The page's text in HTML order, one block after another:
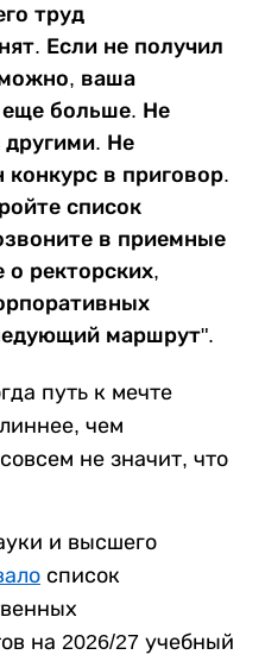
труд
Если не получил
ваша
больше. Не
другими. Не
в приговор.
список
в приемные
о ректорских,
маршрут".
путь к мечте
чем
не значит, что
и высшего
список
на 2026/27 учебный